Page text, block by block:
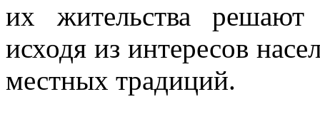
их жительства решают
исходя из интересов
местных традиций.